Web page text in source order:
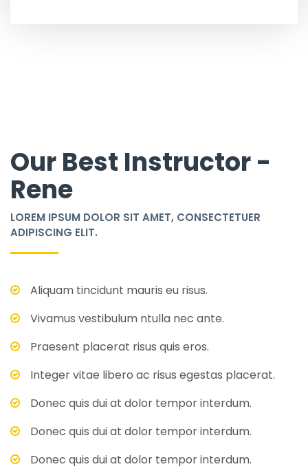
Our Best Instructor -
Rene
LOREM IPSUM DOLOR SIT AMET, CONSECTETUER
ADIPISCING ELIT.
Aliquam tincidunt mauris eu risus.
Vivamus vestibulum ntulla nec ante.
Praesent placerat risus quis eros.
Integer vitae libero ac risus egestas placerat.
Donec quis dui at dolor tempor interdum.
Donec quis dui at dolor tempor interdum.
Donec quis dui at dolor tempor interdum.